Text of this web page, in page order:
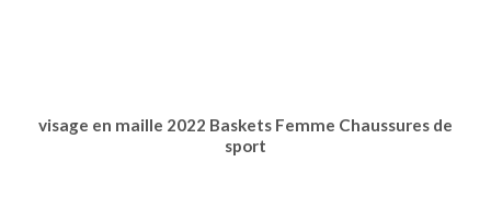
visage en maille 2022 Baskets Femme Chaussures de
sport